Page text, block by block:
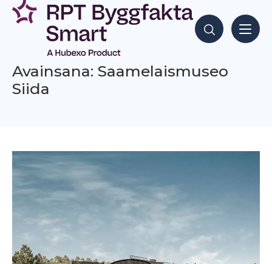
Siirry
sisältöön
Hae sisältöjä
Avainsana: Saamelaismuseo
Siida